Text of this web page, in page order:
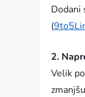
Dodani
(
2.
Velik